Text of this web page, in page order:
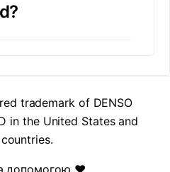
trademark of DENSO
in the United States and
допомогою ❤️